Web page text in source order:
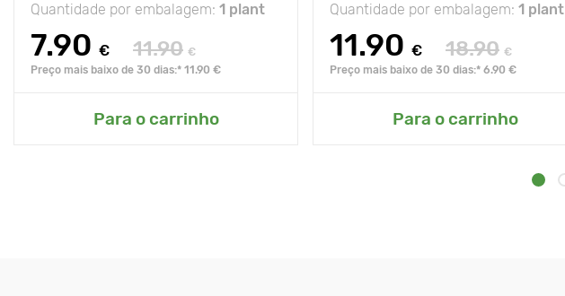
Quantidade por embalagem: 1 plant
7.90 € 11.90 €
Preço mais baixo de 30 dias:* 11.90 €
Para o carrinho
Quantidade por embalagem: 1 plant
11.90 € 18.90 €
Preço mais baixo de 30 dias:* 6.90 €
Para o carrinho